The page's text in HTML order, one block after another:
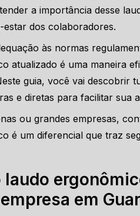
a importância desse
dos colaboradores.
às normas
atualizado é uma maneira
guia, você vai descobrir
e diretas para facilitar sua
ou grandes empresas,
é um diferencial que traz
laudo
em